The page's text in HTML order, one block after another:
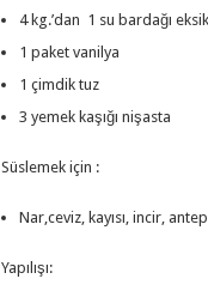
4 kg.’dan 1 su bardağı
1 paket vanilya
1 çimdik tuz
3 yemek kaşığı nişasta
Süslemek için :
Nar,ceviz, kayısı, incir,
Yapılışı: